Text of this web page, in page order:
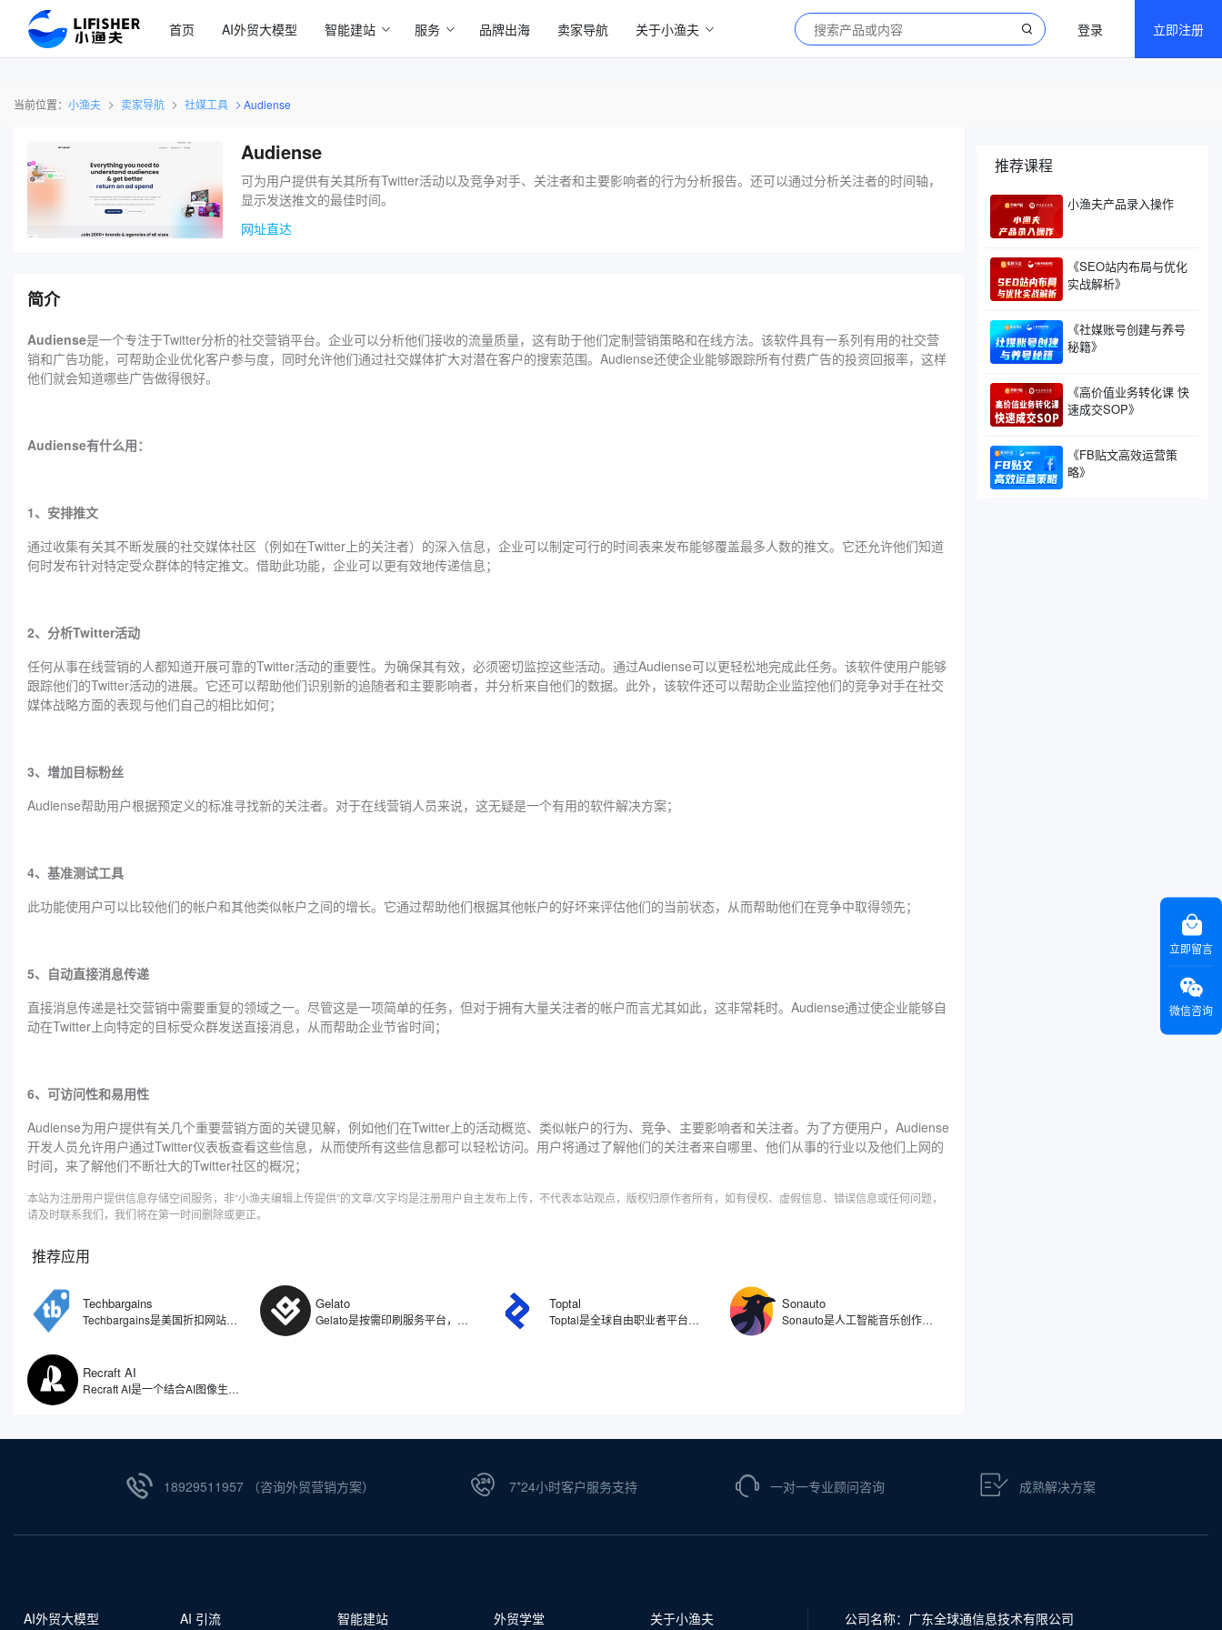
首页 AI外贸大模型 智能建站 服务 品牌出海 卖家导航 关于小渔夫 登录 立即注册
当前位置： 小渔夫 卖家导航 社媒工具 Audiense
Audiense
可为用户提供有关其所有Twitter活动以及竞争对手、关注者和主要影响者的行为分析报告。还可以通过分析关注者的时间轴，
显示发送推文的最佳时间。
网址直达
简介
Audiense是一个专注于Twitter分析的社交营销平台。企业可以分析他们接收的流量质量，这有助于他们定制营销策略和在线方法。该软件具有一系列有用的社交营
销和广告功能，可帮助企业优化客户参与度，同时允许他们通过社交媒体扩大对潜在客户的搜索范围。Audiense还使企业能够跟踪所有付费广告的投资回报率，这样
他们就会知道哪些广告做得很好。
Audiense有什么用：
1、安排推文
通过收集有关其不断发展的社交媒体社区（例如在Twitter上的关注者）的深入信息，企业可以制定可行的时间表来发布能够覆盖最多人数的推文。它还允许他们知道
何时发布针对特定受众群体的特定推文。借助此功能，企业可以更有效地传递信息；
2、分析Twitter活动
任何从事在线营销的人都知道开展可靠的Twitter活动的重要性。为确保其有效，必须密切监控这些活动。通过Audiense可以更轻松地完成此任务。该软件使用户能够
跟踪他们的Twitter活动的进展。它还可以帮助他们识别新的追随者和主要影响者，并分析来自他们的数据。此外，该软件还可以帮助企业监控他们的竞争对手在社交
媒体战略方面的表现与他们自己的相比如何；
3、增加目标粉丝
Audiense帮助用户根据预定义的标准寻找新的关注者。对于在线营销人员来说，这无疑是一个有用的软件解决方案；
4、基准测试工具
此功能使用户可以比较他们的帐户和其他类似帐户之间的增长。它通过帮助他们根据其他帐户的好坏来评估他们的当前状态，从而帮助他们在竞争中取得领先；
5、自动直接消息传递
直接消息传递是社交营销中需要重复的领域之一。尽管这是一项简单的任务，但对于拥有大量关注者的帐户而言尤其如此，这非常耗时。Audiense通过使企业能够自
动在Twitter上向特定的目标受众群发送直接消息，从而帮助企业节省时间；
6、可访问性和易用性
Audiense为用户提供有关几个重要营销方面的关键见解，例如他们在Twitter上的活动概览、类似帐户的行为、竞争、主要影响者和关注者。为了方便用户，Audiense
开发人员允许用户通过Twitter仪表板查看这些信息，从而使所有这些信息都可以轻松访问。用户将通过了解他们的关注者来自哪里、他们从事的行业以及他们上网的
时间，来了解他们不断壮大的Twitter社区的概况；
本站为注册用户提供信息存储空间服务，非“小渔夫编辑上传提供”的文章/文字均是注册用户自主发布上传，不代表本站观点，版权归原作者所有，如有侵权、虚假信息、错误信息或任何问题，
请及时联系我们，我们将在第一时间删除或更正。
推荐应用
Techbargains
Techbargains是美国折扣网站，是美国主流的折扣网站之一，为消费者提供最优惠的价格和优惠券。主要汇集了互联网上的电子产品、家居用品以及其他各种类别商品的优惠券、折扣代码和特价促销信息。与其他折扣分享网站不同之处在于，Techbargains的内容是由网站编辑团队筛选并发布的，而非用户生成内容，意味着所有的优惠信息都是经过审核的专业团队挑选出来的。
Gelato
Gelato是按需印刷服务平台，与全球32个国家的140多个本地生产合作伙伴网络，提供从设计、生产到物流的一站式按需生产服务。支持包括服装、家居装饰、文具、礼品等在内的200多种产品的定制化生产，将订单自动分配给距离客户最近的工厂，实现72小时内快速交付。此外，Gelato并支持与Shopify、Etsy、Amazon等主流电商平台无缝对接。
Toptal
Toptal是全球自由职业者平台，为企业提供严格筛选的顶尖自由职业人才，涵盖软件工程师、设计师、财务专家、产品经理和项目经理等多个领域。Toptal有严格的筛选过程，申请者需通过多轮测试，包括语言能力、技能评估和项目模拟等环节，从而确保每一位加入的自由职业者都具备卓越的技术能力和专业素养，让客户找到合适的专业人员。
Sonauto
Sonauto是人工智能音乐创作平台，能够将您的文本、歌词、旋律想法以及是简单的情绪描述，转化成有特定风格和完整结构的音乐作品。与传统的音乐制作软件不同，Sonauto经过大量音乐数据的学习训练，能理解音乐的构成元素，既能根据提示生成民谣、摇滚、电子等多元风格的原创音乐，又提供编辑，让用户自由调整旋律、节奏和乐器组合。
Recraft AI
Recraft AI是一个结合AI图像生成、矢量设计和品牌视觉管理的在线设计工具，它不仅可以生成图片，还可以直接输出SVG矢量图、品牌图标、UI设计元素以及营销素材，覆盖图标、插画、海报、产品原型、3D视觉等多种设计场景。相比一些偏向艺术创作的AI图像生成工具，Recraft AI更偏向商业设计和品牌设计领域。
推荐课程
小渔夫产品录入操作
《SEO站内布局与优化
实战解析》
《社媒账号创建与养号
秘籍》
《高价值业务转化课 快
速成交SOP》
《FB贴文高效运营策
略》
18929511957 （咨询外贸营销方案） 7*24小时客户服务支持 一对一专业顾问咨询 成熟解决方案
AI外贸大模型 AI 引流 智能建站 外贸学堂 关于小渔夫 公司名称：广东全球通信息技术有限公司
立即留言
微信咨询